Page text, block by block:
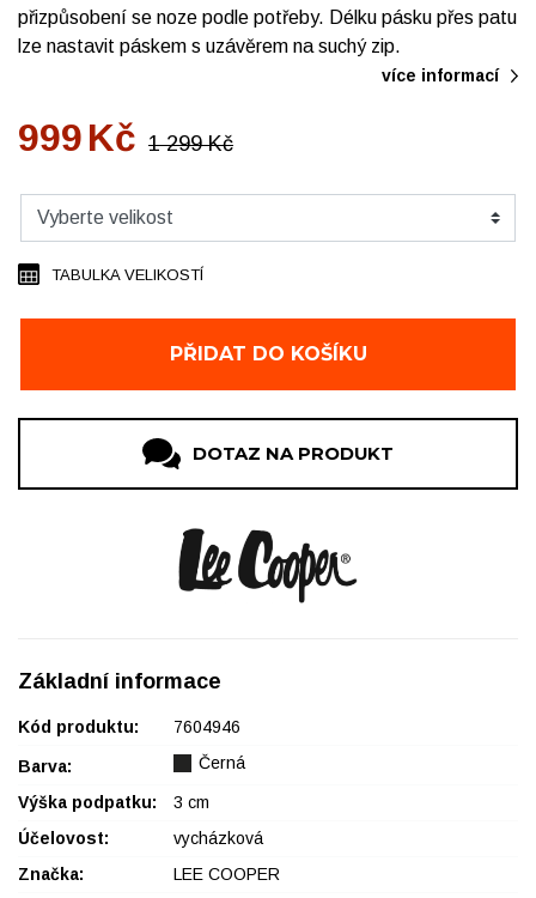
přizpůsobení se noze podle potřeby. Délku pásku přes patu
lze nastavit páskem s uzávěrem na suchý zip.
více informací
999Kč 1 299 Kč
PŘIDAT DO KOŠÍKU
TABULKA VELIKOSTÍ
DOTAZ NA PRODUKT
Základní informace
Kód produktu: 7604946
Barva: Černá
Výška podpatku:
3 cm
Účelovost:
vycházková
Značka:
LEE COOPER